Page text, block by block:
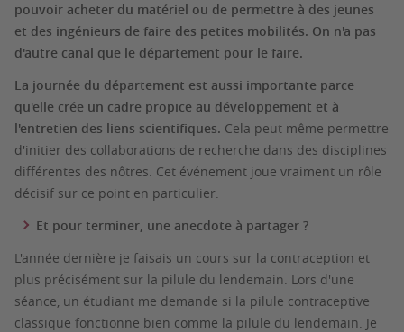
pouvoir acheter du matériel ou de permettre à des jeunes
et des ingénieurs de faire des petites mobilités. On n'a pas
d'autre canal que le département pour le faire.
La journée du département est aussi importante parce
qu'elle crée un cadre propice au développement et à
l'entretien des liens scientifiques. Cela peut même permettre
d'initier des collaborations de recherche dans des disciplines
différentes des nôtres. Cet événement joue vraiment un rôle
décisif sur ce point en particulier.
Et pour terminer, une anecdote à partager ?
L'année dernière je faisais un cours sur la contraception et
plus précisément sur la pilule du lendemain. Lors d'une
séance, un étudiant me demande si la pilule contraceptive
classique fonctionne bien comme la pilule du lendemain. Je